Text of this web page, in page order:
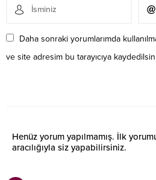
Daha sonraki yorumlarımda
ve site adresim bu tarayıcıya
Henüz yorum yapılmamış. İlk
aracılığıyla siz yapabilirsiniz.